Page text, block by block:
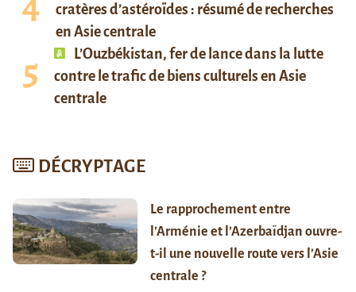
cratères d’astéroïdes : résumé de recherches
en Asie centrale
L’Ouzbékistan, fer de lance dans la lutte
contre le trafic de biens culturels en Asie
centrale
DÉCRYPTAGE
Le rapprochement entre
l’Arménie et l’Azerbaïdjan ouvre-
t-il une nouvelle route vers l’Asie
centrale ?